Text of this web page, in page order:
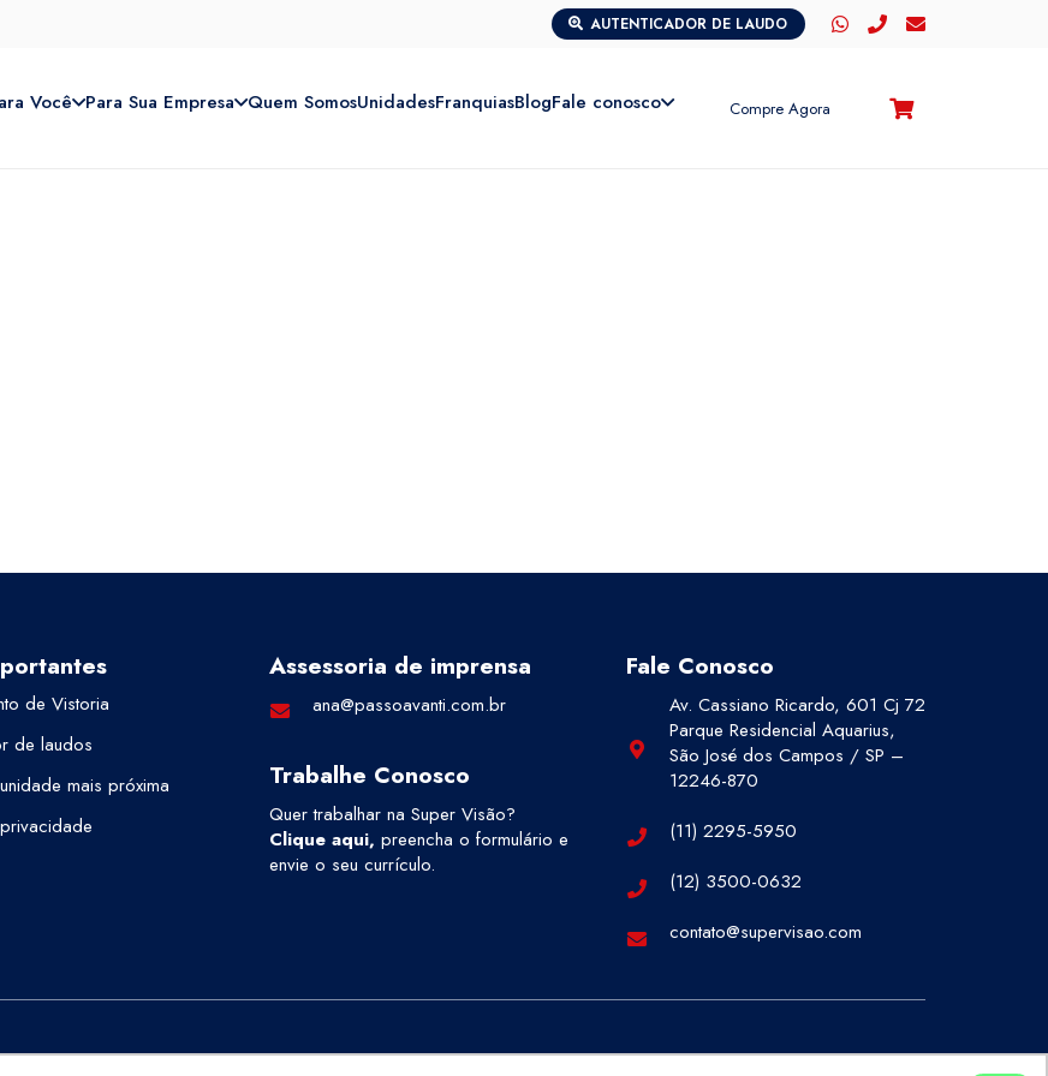
AUTENTICADOR DE LAUDO
Você Para Sua Empresa Quem SomosUnidadesFranquiasBlogFale conosco Compre Agora
de Vistoria
de laudos
mais próxima
Assessoria de imprensa
ana@passoavanti.com.br
Trabalhe Conosco
Quer trabalhar na Super Visão?
Clique aqui, preencha o formulário e
envie o seu currículo.
Fale Conosco
Av. Cassiano Ricardo, 601 Cj 72
Parque Residencial Aquarius,
São José dos Campos / SP –
12246-870
(11) 2295-5950
(12) 3500-0632
contato@supervisao.com